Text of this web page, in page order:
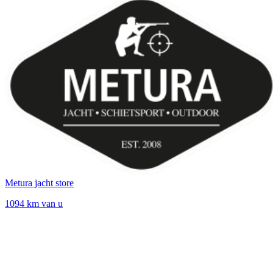
Metura jacht store
1094 km van u